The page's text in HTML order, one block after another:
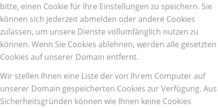
bitte, einen Cookie für Ihre Einstellungen zu speichern. Sie
können sich jederzeit abmelden oder andere Cookies
zulassen, um unsere Dienste vollumfänglich nutzen zu
können. Wenn Sie Cookies ablehnen, werden alle gesetzten
Cookies auf unserer Domain entfernt.
Wir stellen Ihnen eine Liste der von Ihrem Computer auf
unserer Domain gespeicherten Cookies zur Verfügung. Aus
Sicherheitsgründen können wie Ihnen keine Cookies